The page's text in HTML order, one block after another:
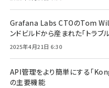
Grafana Labs CTOのTom
ンドビルドから産まれた「トラ
2025年4月21日 6:30
API管理をより簡単にする「
の主要機能